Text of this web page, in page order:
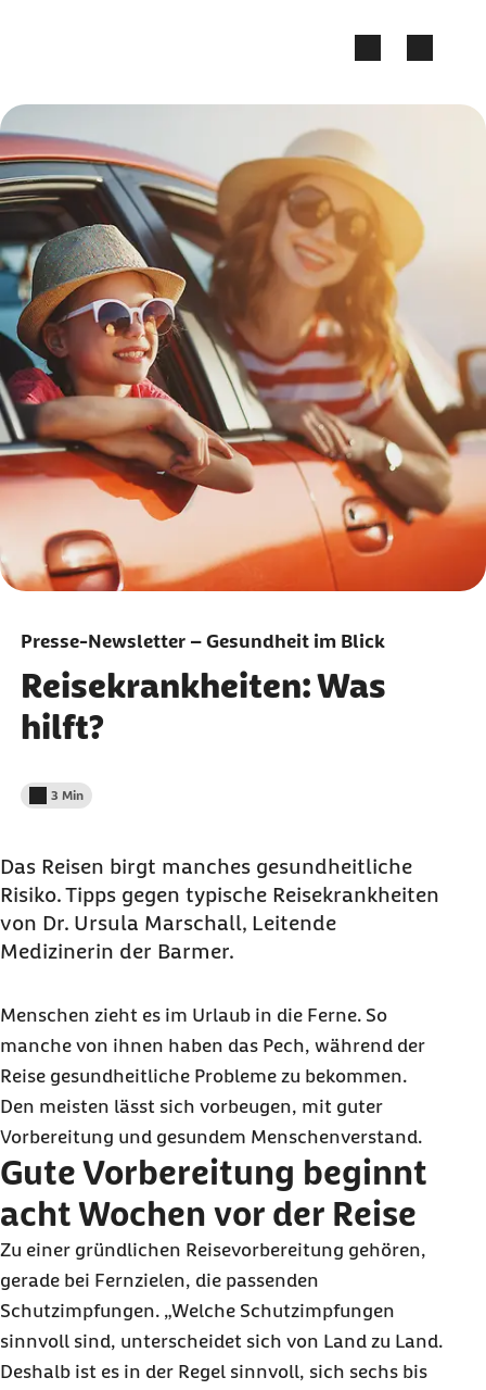
Presse-Newsletter – Gesundheit im Blick
Reisekrankheiten: Was
hilft?
Lesedauer weniger als
3 Min
Das Reisen birgt manches gesundheitliche
Risiko. Tipps gegen typische Reisekrankheiten
von Dr. Ursula Marschall, Leitende
Medizinerin der Barmer.
Menschen zieht es im Urlaub in die Ferne. So
manche von ihnen haben das Pech, während der
Reise gesundheitliche Probleme zu bekommen.
Den meisten lässt sich vorbeugen, mit guter
Vorbereitung und gesundem Menschenverstand.
Gute Vorbereitung beginnt
acht Wochen vor der Reise
Zu einer gründlichen Reisevorbereitung gehören,
gerade bei Fernzielen, die passenden
Schutzimpfungen. „Welche Schutzimpfungen
sinnvoll sind, unterscheidet sich von Land zu Land.
Deshalb ist es in der Regel sinnvoll, sich sechs bis